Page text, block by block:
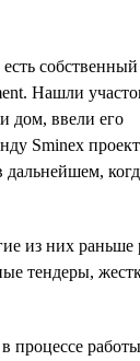
собственный
Нашли
дом, ввели его
Sminex
дальнейшем,
из них раньше
тендеры,
процессе работы